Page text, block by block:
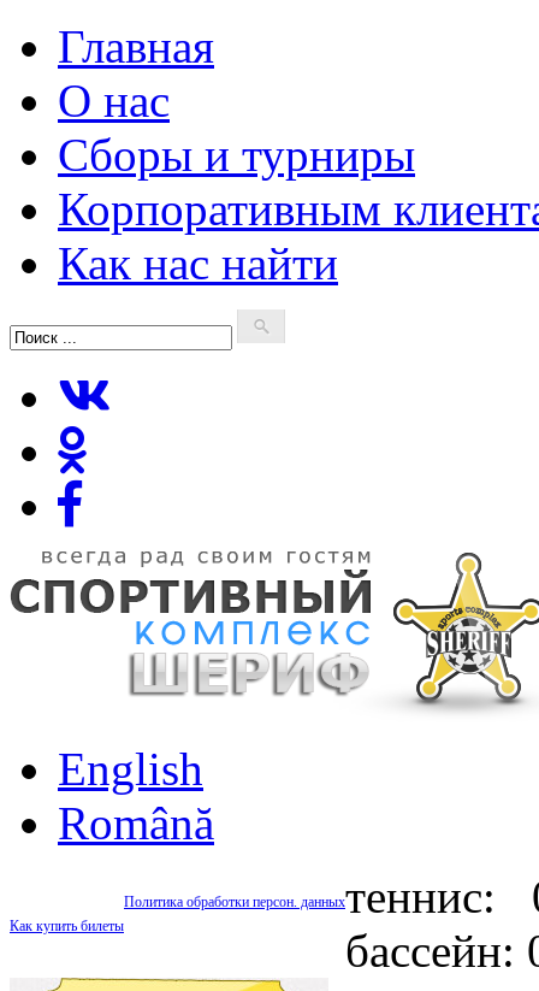
Главная
О нас
Сборы и турниры
Корпоративным
Как нас найти
English
Română
Политика обработки персон. данных
Как купить билеты
теннис: